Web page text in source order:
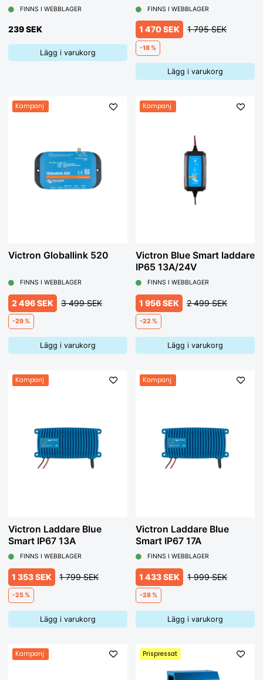
FINNS I WEBBLAGER
239 SEK
Lägg i varukorg
FINNS I WEBBLAGER
1 470 SEK 1 795 SEK
-18 %
Lägg i varukorg
Kampanj
Victron Globallink 520
FINNS I WEBBLAGER
2 496 SEK 3 499 SEK
-29 %
Lägg i varukorg
Kampanj
Victron Blue Smart laddare
IP65 13A/24V
FINNS I WEBBLAGER
1 956 SEK 2 499 SEK
-22 %
Lägg i varukorg
Kampanj
Victron Laddare Blue
Smart IP67 13A
FINNS I WEBBLAGER
1 353 SEK 1 799 SEK
-25 %
Lägg i varukorg
Kampanj
Victron Laddare Blue
Smart IP67 17A
FINNS I WEBBLAGER
1 433 SEK 1 999 SEK
-28 %
Lägg i varukorg
Kampanj Prispressat